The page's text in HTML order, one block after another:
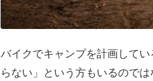
バイクでキャンプを計画して
らない」という方もいるのでは